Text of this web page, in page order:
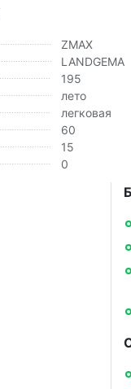
ZMAX
LANDGEMA
195
лето
легковая
60
15
0